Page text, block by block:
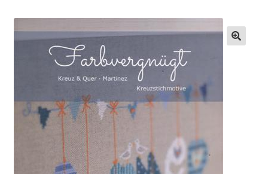
Termine
Handarbeiten-Käß-Shop
Kasse
Mein Konto